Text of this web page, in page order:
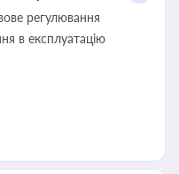
регулювання
в експлуатацію